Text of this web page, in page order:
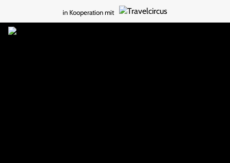
in Kooperation mit